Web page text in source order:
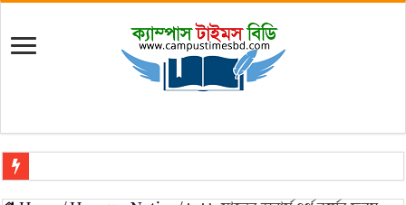
মৎস্য অধিদপ্তর (dof) নিয়োগ বিজ্ঞপ্তি ২০২৬